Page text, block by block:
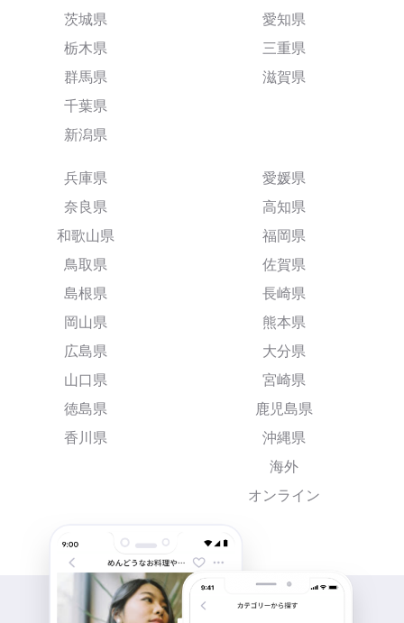
茨城県
栃木県
群馬県
千葉県
新潟県
愛知県
三重県
滋賀県
兵庫県
奈良県
和歌山県
鳥取県
島根県
岡山県
広島県
山口県
徳島県
香川県
愛媛県
高知県
福岡県
佐賀県
長崎県
熊本県
大分県
宮崎県
鹿児島県
沖縄県
海外
オンライン